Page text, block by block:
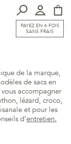
PAYEZ EN 4 FOIS
SANS FRAIS
de la marque,
de sacs en
accompagner
lézard, croco,
et pour les
d'entretien.